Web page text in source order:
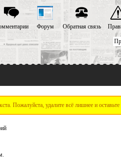
Форум Обратная связь
Пожалуйста, удалите всё лишнее и